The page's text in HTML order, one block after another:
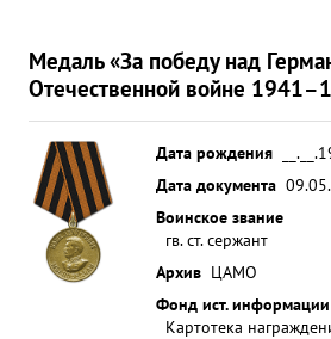
Медаль «За победу над
Отечественной войне
Дата рождения
Дата документа
Воинское звание
гв. ст. сержант
Архив ЦАМО
Фонд ист. информации
Картотека